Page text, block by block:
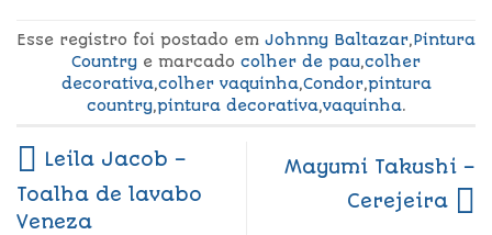
Esse registro foi postado em Johnny Baltazar,Pintura
Country e marcado colher de pau,colher
decorativa,colher vaquinha,Condor,pintura
country,pintura decorativa,vaquinha.
Leila Jacob –
Toalha de lavabo
Veneza
Mayumi Takushi –
Cerejeira